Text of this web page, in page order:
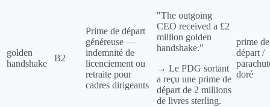
golden
handshake
B2
Prime de départ
généreuse —
indemnité de
licenciement ou
retraite pour
cadres dirigeants
"The outgoing
CEO received a £2
million golden
handshake."
→ Le PDG sortant
a reçu une prime de
départ de 2 millions
de livres sterling.
prime de
départ /
doré